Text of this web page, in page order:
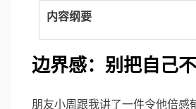
内容纲要
边界感：别把自己
朋友小周跟我讲了一件令他倍感